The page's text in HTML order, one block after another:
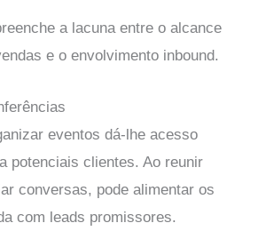
a lacuna entre o alcance
e o envolvimento inbound.
eventos dá-lhe acesso
potenciais clientes. Ao reunir
conversas, pode alimentar os
com leads promissores.